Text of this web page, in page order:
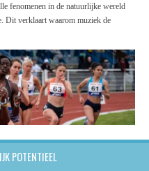
fenomenen in de natuurlijke wereld
Dit verklaart waarom muziek de
POTENTIEEL